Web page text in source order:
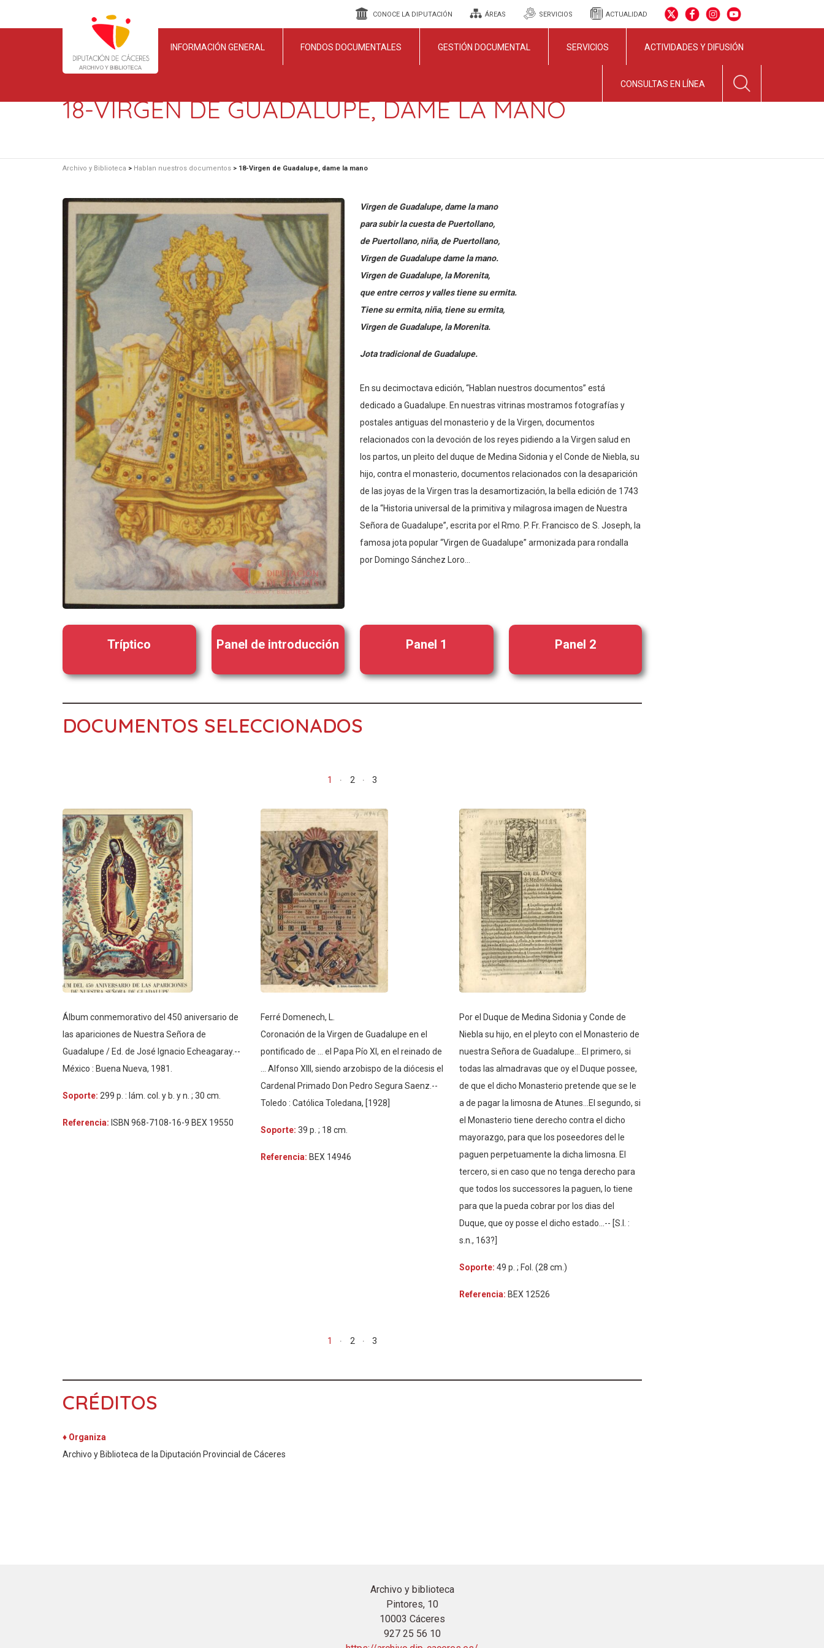
CONOCE LA DIPUTACIÓN ÁREAS SERVICIOS ACTUALIDAD
INFORMACIÓN GENERAL FONDOS DOCUMENTALES GESTIÓN DOCUMENTAL SERVICIOS ACTIVIDADES Y DIFUSIÓN
CONSULTAS EN LÍNEA
18-VIRGEN DE GUADALUPE, DAME LA MANO
Archivo y Biblioteca > Hablan nuestros documentos > 18-Virgen de Guadalupe, dame la mano
Virgen de Guadalupe, dame la mano
para subir la cuesta de Puertollano,
de Puertollano, niña, de Puertollano,
Virgen de Guadalupe dame la mano.
Virgen de Guadalupe, la Morenita,
que entre cerros y valles tiene su ermita.
Tiene su ermita, niña, tiene su ermita,
Virgen de Guadalupe, la Morenita.
Jota tradicional de Guadalupe.
En su decimoctava edición, “Hablan nuestros documentos” está
dedicado a Guadalupe. En nuestras vitrinas mostramos fotografías y
postales antiguas del monasterio y de la Virgen, documentos
relacionados con la devoción de los reyes pidiendo a la Virgen salud en
los partos, un pleito del duque de Medina Sidonia y el Conde de Niebla, su
hijo, contra el monasterio, documentos relacionados con la desaparición
de las joyas de la Virgen tras la desamortización, la bella edición de 1743
de la “Historia universal de la primitiva y milagrosa imagen de Nuestra
Señora de Guadalupe”, escrita por el Rmo. P. Fr. Francisco de S. Joseph, la
famosa jota popular “Virgen de Guadalupe” armonizada para rondalla
por Domingo Sánchez Loro...
Tríptico Panel de introducción Panel 1 Panel 2
DOCUMENTOS SELECCIONADOS
1 2 3
Álbum conmemorativo del 450 aniversario de
las apariciones de Nuestra Señora de
Guadalupe / Ed. de José Ignacio Echeagaray.--
México : Buena Nueva, 1981.
Soporte: 299 p. : lám. col. y b. y n. ; 30 cm.
Referencia: ISBN 968-7108-16-9 BEX 19550
Ferré Domenech, L.
Coronación de la Virgen de Guadalupe en el
pontificado de ... el Papa Pío XI, en el reinado de
... Alfonso XIII, siendo arzobispo de la diócesis el
Cardenal Primado Don Pedro Segura Saenz.--
Toledo : Católica Toledana, [1928]
Soporte:39 p. ; 18 cm.
Referencia: BEX 14946
Por el Duque de Medina Sidonia y Conde de
Niebla su hijo, en el pleyto con el Monasterio de
nuestra Señora de Guadalupe... El primero, si
todas las almadravas que oy el Duque possee,
de que el dicho Monasterio pretende que se le
a de pagar la limosna de Atunes...El segundo, si
el Monasterio tiene derecho contra el dicho
mayorazgo, para que los poseedores del le
paguen perpetuamente la dicha limosna. El
tercero, si en caso que no tenga derecho para
que todos los successores la paguen, lo tiene
para que la pueda cobrar por los dias del
Duque, que oy posse el dicho estado...-- [S.l. :
s.n., 163?]
Soporte: 49 p. ; Fol. (28 cm.)
Referencia: BEX 12526
1 2 3
CRÉDITOS
♦ Organiza
Archivo y Biblioteca de la Diputación Provincial de Cáceres
Archivo y biblioteca
Pintores, 10
10003 Cáceres
927 25 56 10